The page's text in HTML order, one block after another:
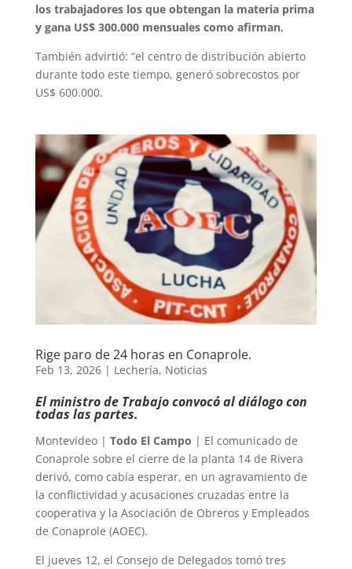
los trabajadores los que obtengan la materia prima
y gana US$ 300.000 mensuales como afirman.
También advirtió: “el centro de distribución abierto
durante todo este tiempo, generó sobrecostos por
US$ 600.000.
Rige paro de 24 horas en Conaprole.
Feb 13, 2026| Lechería, Noticias
El ministro de Trabajo convocó al diálogo con
todas las partes.
Montevideo | Todo El Campo | El comunicado de
Conaprole sobre el cierre de la planta 14 de Rivera
derivó, como cabía esperar, en un agravamiento de
la conflictividad y acusaciones cruzadas entre la
cooperativa y la Asociación de Obreros y Empleados
de Conaprole (AOEC).
El jueves 12, el Consejo de Delegados tomó tres